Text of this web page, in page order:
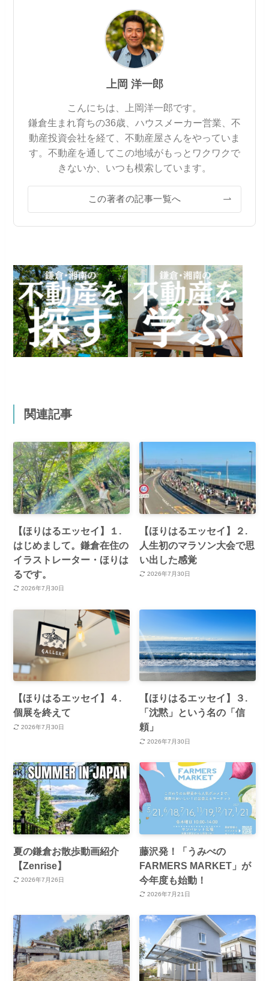
上岡 洋一郎
こんにちは、上岡洋一郎です。
鎌倉生まれ育ちの36歳、ハウスメーカー営業、不
動産投資会社を経て、不動産屋さんをやっていま
す。不動産を通してこの地域がもっとワクワクで
きないか、いつも模索しています。
この著者の記事一覧へ
関連記事
【ほりはるエッセイ】１.
はじめまして。鎌倉在住の
イラストレーター・ほりは
るです。
2026年7月30日
【ほりはるエッセイ】２.
人生初のマラソン大会で思
い出した感覚
2026年7月30日
【ほりはるエッセイ】４.
個展を終えて
2026年7月30日
【ほりはるエッセイ】３.
「沈黙」という名の「信
頼」
2026年7月30日
夏の鎌倉お散歩動画紹介
【Zenrise】
2026年7月26日
藤沢発！「うみべの
FARMERS MARKET」が
今年度も始動！
2026年7月21日